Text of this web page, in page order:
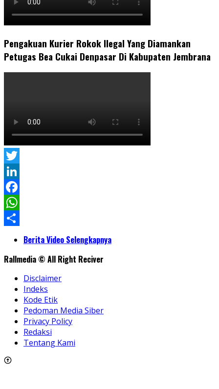
Pengakuan Kurier Rokok Ilegal Yang Diamankan
Petugas Bea Cukai Denpasar Di Kabupaten Jembrana
Twitter
LinkedIn
Facebook
WhatsApp
ShareBerita Video Selengkapnya
Rallmedia © All Right Reciver
Disclaimer
Indeks
Kode Etik
Pedoman Media Siber
Privacy Policy
Redaksi
Tentang Kami